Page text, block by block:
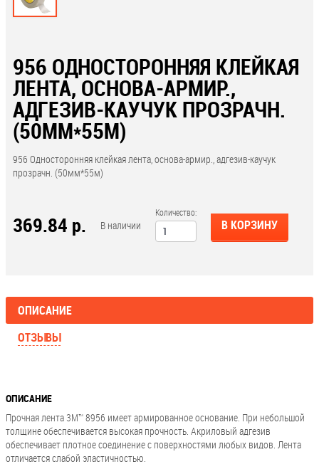
956 ОДНОСТОРОННЯЯ КЛЕЙКАЯ
ЛЕНТА, ОСНОВА-АРМИР.,
АДГЕЗИВ-КАУЧУК ПРОЗРАЧН.
(50ММ*55М)
956 Односторонняя клейкая лента, основа-армир., адгезив-каучук
прозрачн. (50мм*55м)
369.84 р. В наличии
Количество:
В КОРЗИНУ
ОПИСАНИЕ
ОТЗЫВЫ
ОПИСАНИЕ
Прочная лента 3M™ 8956 имеет армированное основание. При небольшой
толщине обеспечивается высокая прочность. Акриловый адгезив
обеспечивает плотное соединение с поверхностями любых видов. Лента
отличается слабой эластичностью.